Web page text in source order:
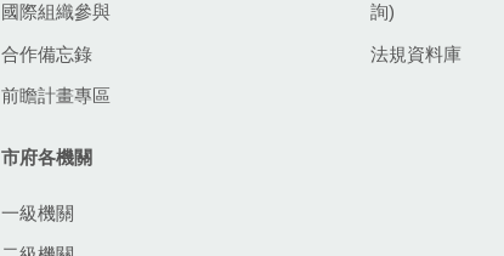
國際組織參與
合作備忘錄
前瞻計畫專區
詢)
法規資料庫
市府各機關
一級機關